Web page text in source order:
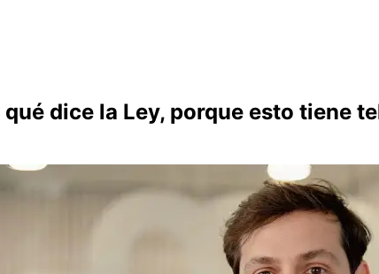
dice la Ley, porque esto tiene